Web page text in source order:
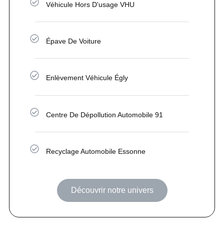
Véhicule Hors D'usage VHU
Épave De Voiture
Enlèvement Véhicule Égly
Centre De Dépollution Automobile 91
Recyclage Automobile Essonne
Découvrir notre univers